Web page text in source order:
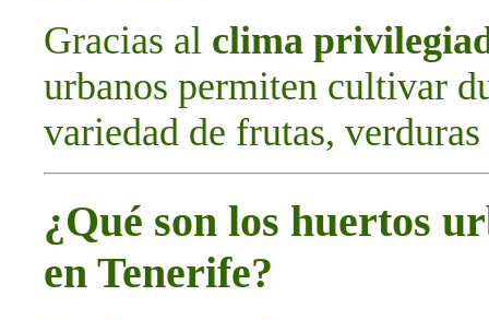
Gracias al clima
urbanos permiten cultivar
variedad de frutas,
¿Qué son los huertos
en Tenerife?